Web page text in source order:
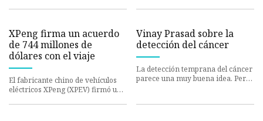
XPeng firma un acuerdo
de 744 millones de
dólares con el viaje
El fabricante chino de vehículos
eléctricos XPeng (XPEV) firmó un
Vinay Prasad sobre la
detección del cáncer
La detección temprana del cáncer
parece una muy buena idea. Pero